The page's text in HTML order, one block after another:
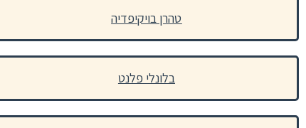
טהרן בויקיפדיה
בלונלי פלנט